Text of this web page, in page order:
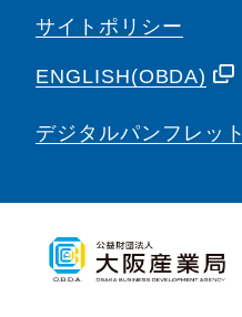
サイトポリシー
ENGLISH(OBDA)
デジタルパンフレット